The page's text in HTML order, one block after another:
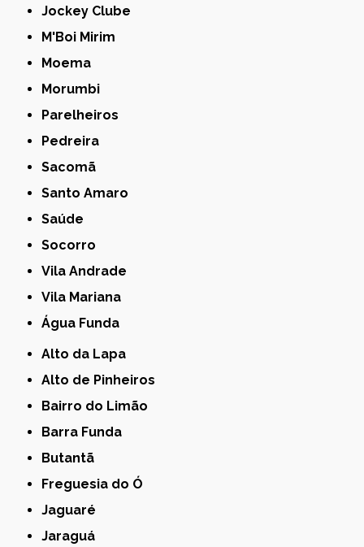
Jockey Clube
M'Boi Mirim
Moema
Morumbi
Parelheiros
Pedreira
Sacomã
Santo Amaro
Saúde
Socorro
Vila Andrade
Vila Mariana
Água Funda
Alto da Lapa
Alto de Pinheiros
Bairro do Limão
Barra Funda
Butantã
Freguesia do Ó
Jaguaré
Jaraguá